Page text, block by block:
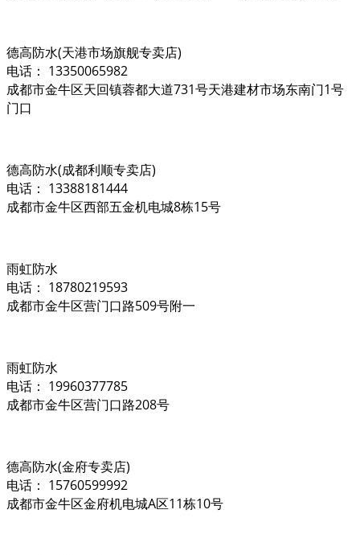
德高防水(天港市场旗舰专卖店)
电话： 13350065982
成都市金牛区天回镇蓉都大道731号天港建材市场东南门1号
门口
德高防水(成都利顺专卖店)
电话： 13388181444
成都市金牛区西部五金机电城8栋15号
雨虹防水
电话： 18780219593
成都市金牛区营门口路509号附一
雨虹防水
电话： 19960377785
成都市金牛区营门口路208号
德高防水(金府专卖店)
电话： 15760599992
成都市金牛区金府机电城A区11栋10号